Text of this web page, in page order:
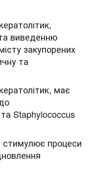
виведенню
закупорених
та
має
Staphylococcus
стимулює процеси